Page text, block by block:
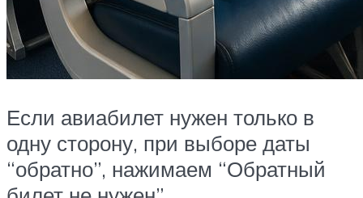
Если авиабилет нужен только в
одну сторону, при выборе даты
“обратно”, нажимаем “Обратный